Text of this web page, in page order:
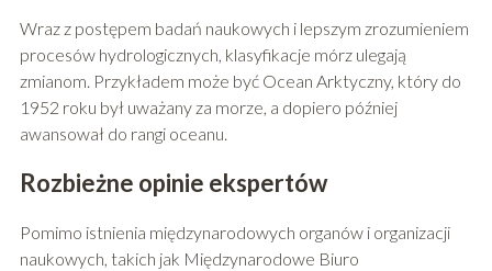
Wraz z postępem badań naukowych i lepszym zrozumieniem
procesów hydrologicznych, klasyfikacje mórz ulegają
zmianom. Przykładem może być Ocean Arktyczny, który do
1952 roku był uważany za morze, a dopiero później
awansował do rangi oceanu.
Rozbieżne opinie ekspertów
Pomimo istnienia międzynarodowych organów i organizacji
naukowych, takich jak Międzynarodowe Biuro